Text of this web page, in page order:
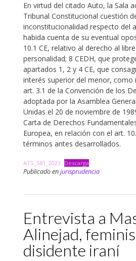
En virtud del citado Auto, la Sala
Tribunal Constitucional cuestión
inconstitucionalidad respecto del
habida cuenta de su eventual
10.1 CE, relativo al derecho al
personalidad; 8 CEDH, que
apartados 1, 2 y 4 CE, que
interés superior del menor, como
art. 3.1 de la Convención de los
adoptada por la Asamblea
Unidas el 20 de noviembre de
Carta de Derechos
Europea, en relación con el art.
términos antes desarrollados.
ATS_581_2023 Descarga
Publicado enjurisprudencia
Entrevista a
Alinejad,
disidente iraní